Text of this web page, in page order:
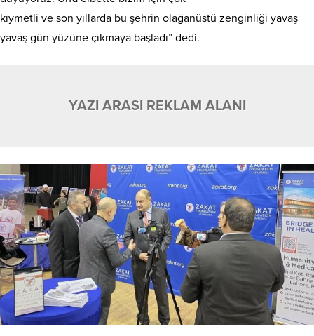
kıymetli ve son yıllarda bu şehrin olağanüstü zenginliği yavaş
yavaş gün yüzüne çıkmaya başladı” dedi.
YAZI ARASI REKLAM ALANI